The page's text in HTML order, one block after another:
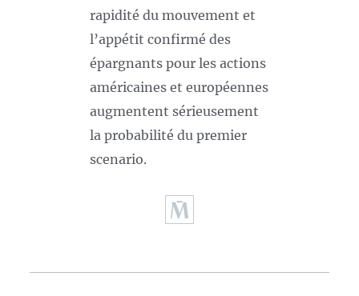
rapidité du mouvement et
l’appétit confirmé des
épargnants pour les actions
américaines et européennes
augmentent sérieusement
la probabilité du premier
scenario.